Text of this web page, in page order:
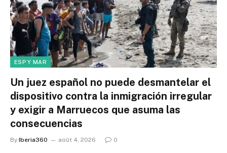
ESP Y MAR
Un juez español no puede desmantelar el
dispositivo contra la inmigración irregular
y exigir a Marruecos que asuma las
consecuencias
By Iberia360 août 4, 2026 0